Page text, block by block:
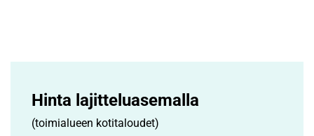
Hinta lajittelu­asemalla
(toimialueen kotitaloudet)